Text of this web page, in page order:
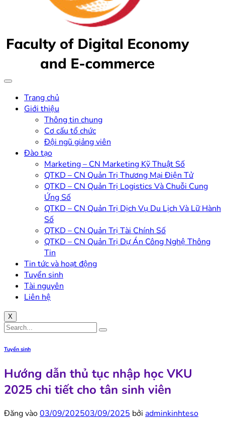
Trang chủ
Giới thiệu
Thông tin chung
Cơ cấu tổ chức
Đội ngũ giảng viên
Đào tạo
Marketing – CN Marketing Kỹ Thuật Số
QTKD – CN Quản Trị Thương Mại Điện Tử
QTKD – CN Quản Trị Logistics Và Chuỗi Cung
Ứng Số
QTKD – CN Quản Trị Dịch Vụ Du Lịch Và Lữ Hành
Số
QTKD – CN Quản Trị Tài Chính Số
QTKD – CN Quản Trị Dự Án Công Nghệ Thông
Tin
Tin tức và hoạt động
Tuyển sinh
Tài nguyên
Liên hệ
X
Tuyển sinh
Hướng dẫn thủ tục nhập học VKU
2025 chi tiết cho tân sinh viên
Đăng vào03/09/202503/09/2025 bởi adminkinhteso